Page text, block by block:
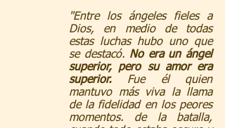
"Entre los ángeles fieles a
Dios, en medio de todas
estas luchas hubo uno que
se destacó. No era un ángel
superior, pero su amor era
superior. Fue él quien
mantuvo más viva la llama
de la fidelidad en los peores
momentos. de la batalla,